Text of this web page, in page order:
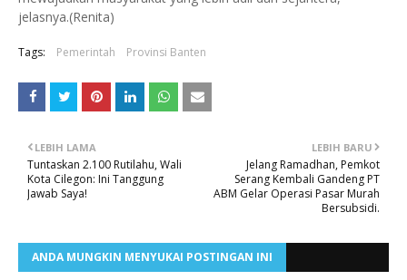
jelasnya.(Renita)
Tags: Pemerintah Provinsi Banten
LEBIH BARU
Jelang Ramadhan, Pemkot
Serang Kembali Gandeng PT
ABM Gelar Operasi Pasar Murah
Bersubsidi.
LEBIH LAMA
Tuntaskan 2.100 Rutilahu, Wali
Kota Cilegon: Ini Tanggung
Jawab Saya!
ANDA MUNGKIN MENYUKAI POSTINGAN INI